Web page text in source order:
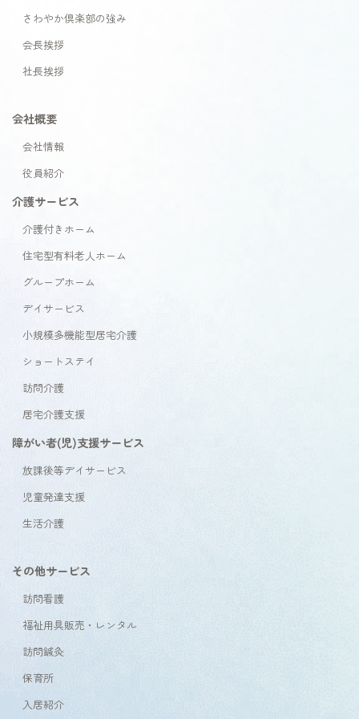
さわやか倶楽部の強み
会長挨拶
社長挨拶
会社概要
会社情報
役員紹介
介護サービス
介護付きホーム
住宅型有料老人ホーム
グループホーム
デイサービス
小規模多機能型居宅介護
ショートステイ
訪問介護
居宅介護支援
障がい者(児)支援サービス
放課後等デイサービス
児童発達支援
生活介護
その他サービス
訪問看護
福祉用具販売・レンタル
訪問鍼灸
保育所
入居紹介